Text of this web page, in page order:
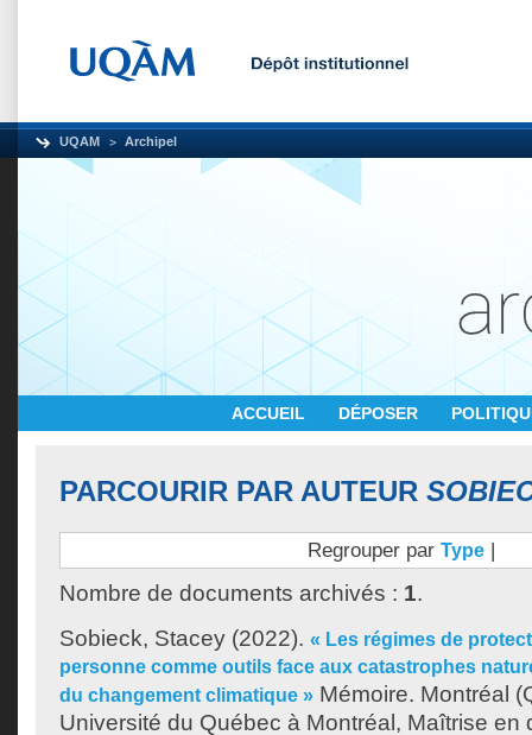
UQAM Archipel
ACCUEIL DÉPOSER
PARCOURIR PAR AUTEUR
Regrouper par Type |
Nombre de documents archivés : 1.
Sobieck, Stacey (2022). « Les régimes de
personne comme outils face aux catastrophes
du changement climatique » Mémoire. Montréal
Université du Québec à Montréal, Maîtrise en